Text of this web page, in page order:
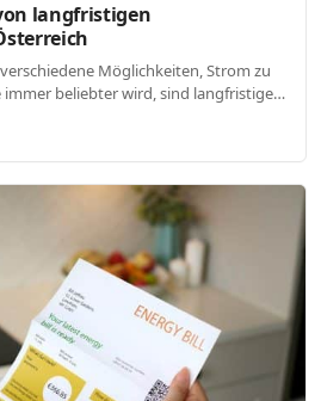
langfristigen
Möglichkeiten, Strom zu
immer beliebter wird, sind langfristige…